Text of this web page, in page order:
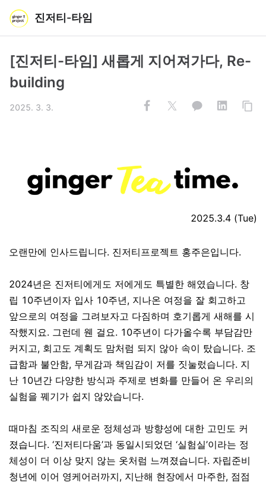
진저티-타임
[진저티-타임] 새롭게 지어져가다, Re-
building
2025. 3. 3.
2025.3.4 (Tue)
오랜만에 인사드립니다. 진저티프로젝트 홍주은입니다.
2024년은 진저티에게도 저에게도 특별한 해였습니다. 창
립 10주년이자 입사 10주년, 지나온 여정을 잘 회고하고
앞으로의 여정을 그려보자고 다짐하며 호기롭게 새해를 시
작했지요. 그런데 웬 걸요. 10주년이 다가올수록 부담감만
커지고, 회고도 계획도 맘처럼 되지 않아 속이 탔습니다. 조
급함과 불안함, 무게감과 책임감이 저를 짓눌렀습니다. 지
난 10년간 다양한 방식과 주제로 변화를 만들어 온 우리의
실험을 꿰기가 쉽지 않았습니다.
때마침 조직의 새로운 정체성과 방향성에 대한 고민도 커
졌습니다. ‘진저티다움’과 동일시되었던 ‘실험실’이라는 정
체성이 더 이상 맞지 않는 옷처럼 느껴졌습니다. 자립준비
청년에 이어 영케어러까지, 지난해 현장에서 마주한, 점점